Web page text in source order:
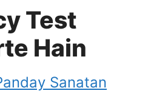
Test
Hain
Sanatan